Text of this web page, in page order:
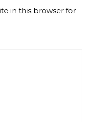
in this browser for